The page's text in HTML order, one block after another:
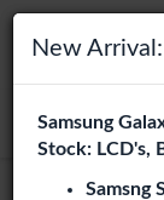
Wählen Sie
Es sieht so
Navigation
suchen
New
Samsung
Stock: LCD's,
Samsng